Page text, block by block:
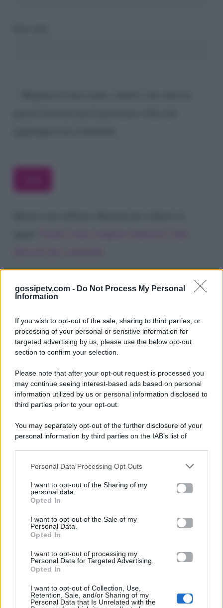
gossipetv.com - Do Not Process My Personal
Information
If you wish to opt-out of the sale, sharing to third parties, or
processing of your personal or sensitive information for
targeted advertising by us, please use the below opt-out
section to confirm your selection.
Please note that after your opt-out request is processed you
may continue seeing interest-based ads based on personal
information utilized by us or personal information disclosed to
third parties prior to your opt-out.
You may separately opt-out of the further disclosure of your
personal information by third parties on the IAB’s list of
This information may also be disclosed by us to third parties
disclose it to other third parties.
Please note that this website/app uses one or more Google
services and may gather and store information including but
not limited to your visit or usage behaviour. You may click to
grant or deny consent to Google and its third-party tags to
consent section.
Personal Data Processing Opt Outs
I want to opt-out of the Sharing of my
personal data.
Opted In
I want to opt-out of the Sale of my
Personal Data.
Opted In
I want to opt-out of processing my
Personal Data for Targeted Advertising.
Opted In
I want to opt-out of Collection, Use,
Retention, Sale, and/or Sharing of my
Personal Data that Is Unrelated with the
Gossip e TV è un sito di MASTE S.r.l.
viale Luigi Majno n. 21 - 20129 Milano (MI)
P.Iva 10909580960
Categorie
Gossip
Televisione
Programmi TV
Amici
Ballando Con Le Stelle
Grande Fratello